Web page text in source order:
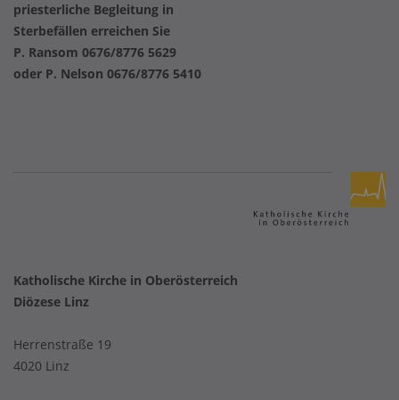
priesterliche Begleitung in
Sterbefällen erreichen Sie
P. Ransom 0676/8776 5629
oder P. Nelson 0676/8776 5410
Katholische Kirche in Oberösterreich
Diözese Linz
Herrenstraße 19
4020 Linz